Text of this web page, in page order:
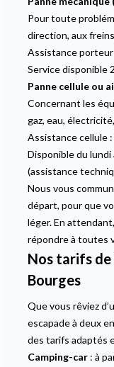
Pour toute
direction, aux
Assistance porteur
Service disponible
Panne cellule ou
Concernant les
gaz, eau,
Assistance cellule :
Disponible du lundi
(assistance
Nous vous
départ, pour que
léger. En
répondre à toutes
Nos tarifs
Bourges
Que vous rêviez
escapade à deux
des tarifs adaptés
Camping-car: à